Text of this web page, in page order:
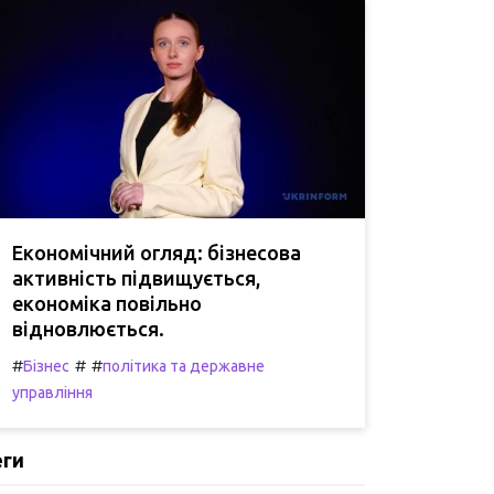
Економічний огляд: бізнесова
активність підвищується,
економіка повільно
відновлюється.
#Бізнес # #політика та державне
управління